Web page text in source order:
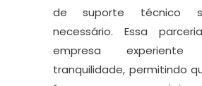
de suporte técnico
necessário. Essa
empresa experiente
tranquilidade, permitindo